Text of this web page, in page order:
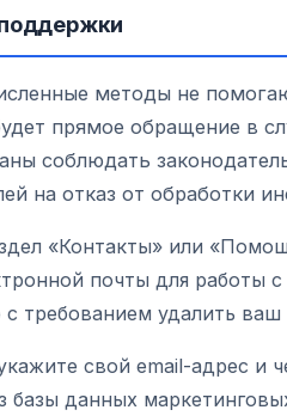
методы не
прямое обращение в
соблюдать
на отказ от обработки
«Контакты» или
почты для
требованием удалить ваш
свой email-адрес и
базы данных